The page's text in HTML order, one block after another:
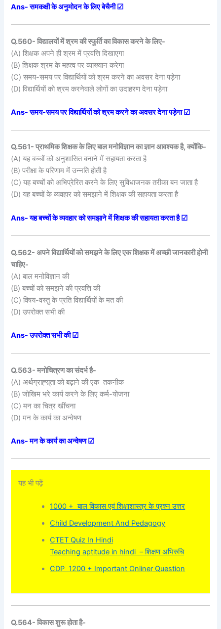
Ans- समकक्षी के अनुमोदन के लिए बेचैनी ☑
Q.560- विद्यालयों में श्रम की स्फूर्ति का विकास करने के लिए-
(A) शिक्षक अपने ही श्रम में प्रवत्ति दिखाएगा
(B) शिक्षक श्रम के महत्व पर व्याख्यान करेगा
(C) समय-समय पर विद्यार्थियों को श्रम करने का अवसर देना पड़ेगा
(D) विद्यार्थियों को श्रम करनेवाले लोगों का उदाहरण देना पड़ेगा
Ans- समय-समय पर विद्यार्थियों को श्रम करने का अवसर देना पड़ेगा ☑
Q.561- प्राथमिक शिक्षक के लिए बाल मनोविज्ञान का ज्ञान आवश्यक है, क्योंकि-
(A) यह बच्चों को अनुशासित बनाने में सहायता करता है
(B) परीक्षा के परिणाम में उन्नति होती है
(C) यह बच्चों को अभिप्रेरित करने के लिए सुविधाजनक तरीका बन जाता है
(D) यह बच्चों के व्यवहार को समझाने में शिक्षक की सहायता करता है
Ans- यह बच्चों के व्यवहार को समझाने में शिक्षक की सहायता करता है ☑
Q.562- अपने विद्यार्थियों को समझने के लिए एक शिक्षक में अच्छी जानकारी होनी
चाहिए-
(A) बाल मनोविज्ञान की
(B) बच्चों को समझने की प्रवत्ति की
(C) विषय-वस्तु के प्रति विद्यार्थियों के मत की
(D) उपरोक्त सभी की
Ans- उपरोक्त सभी की ☑
Q.563- मनोचित्रण का संदर्भ है-
(A) अर्थग्राह्य़्ता को बढ़ाने की एक तकनीक
(B) जोखिम भरे कार्य करने के लिए कर्म-योजना
(C) मन का चित्र खींचना
(D) मन के कार्य का अन्वेषण
Ans- मन के कार्य का अन्वेषण ☑
यह भी पढ़ें
1000 + बाल विकास एवं शिक्षाशास्त्र के प्रश्न उत्तर
Child Development And Pedagogy
CTET Quiz In Hindi
Teaching aptitude in hindi – शिक्षण अभिरुचि
CDP 1200 + Important Onliner Question
Q.564- विकास शुरू होता है-